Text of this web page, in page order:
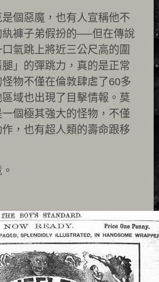
個惡魔，也有人宣稱他不
褲子弟假扮的──但在傳說
氣跳上將近三公尺高的圍
」的彈跳力，真的是正常
物不僅在倫敦肆虐了60多
域也出現了目擊情報。莫
個極其強大的怪物，不僅
，也有超人類的壽命跟移